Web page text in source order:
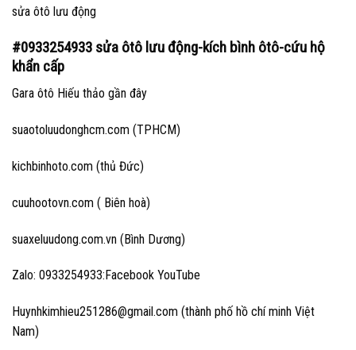
sửa ôtô lưu động
#0933254933 sửa ôtô lưu động-kích bình ôtô-cứu hộ
khẩn cấp
Gara ôtô Hiếu thảo gần đây
suaotoluudonghcm.com (TPHCM)
kichbinhoto.com (thủ Đức)
cuuhootovn.com ( Biên hoà)
suaxeluudong.com.vn (Bình Dương)
Zalo: 0933254933:Facebook YouTube
Huynhkimhieu251286@gmail.com (thành phố hồ chí minh Việt
Nam)